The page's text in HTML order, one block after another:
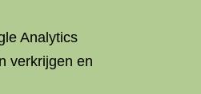
Analytics
verkrijgen en